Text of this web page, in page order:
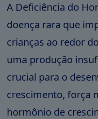
A Deficiência do
doença rara que
crianças ao redor
uma produção
crucial para o
crescimento, força
hormônio de